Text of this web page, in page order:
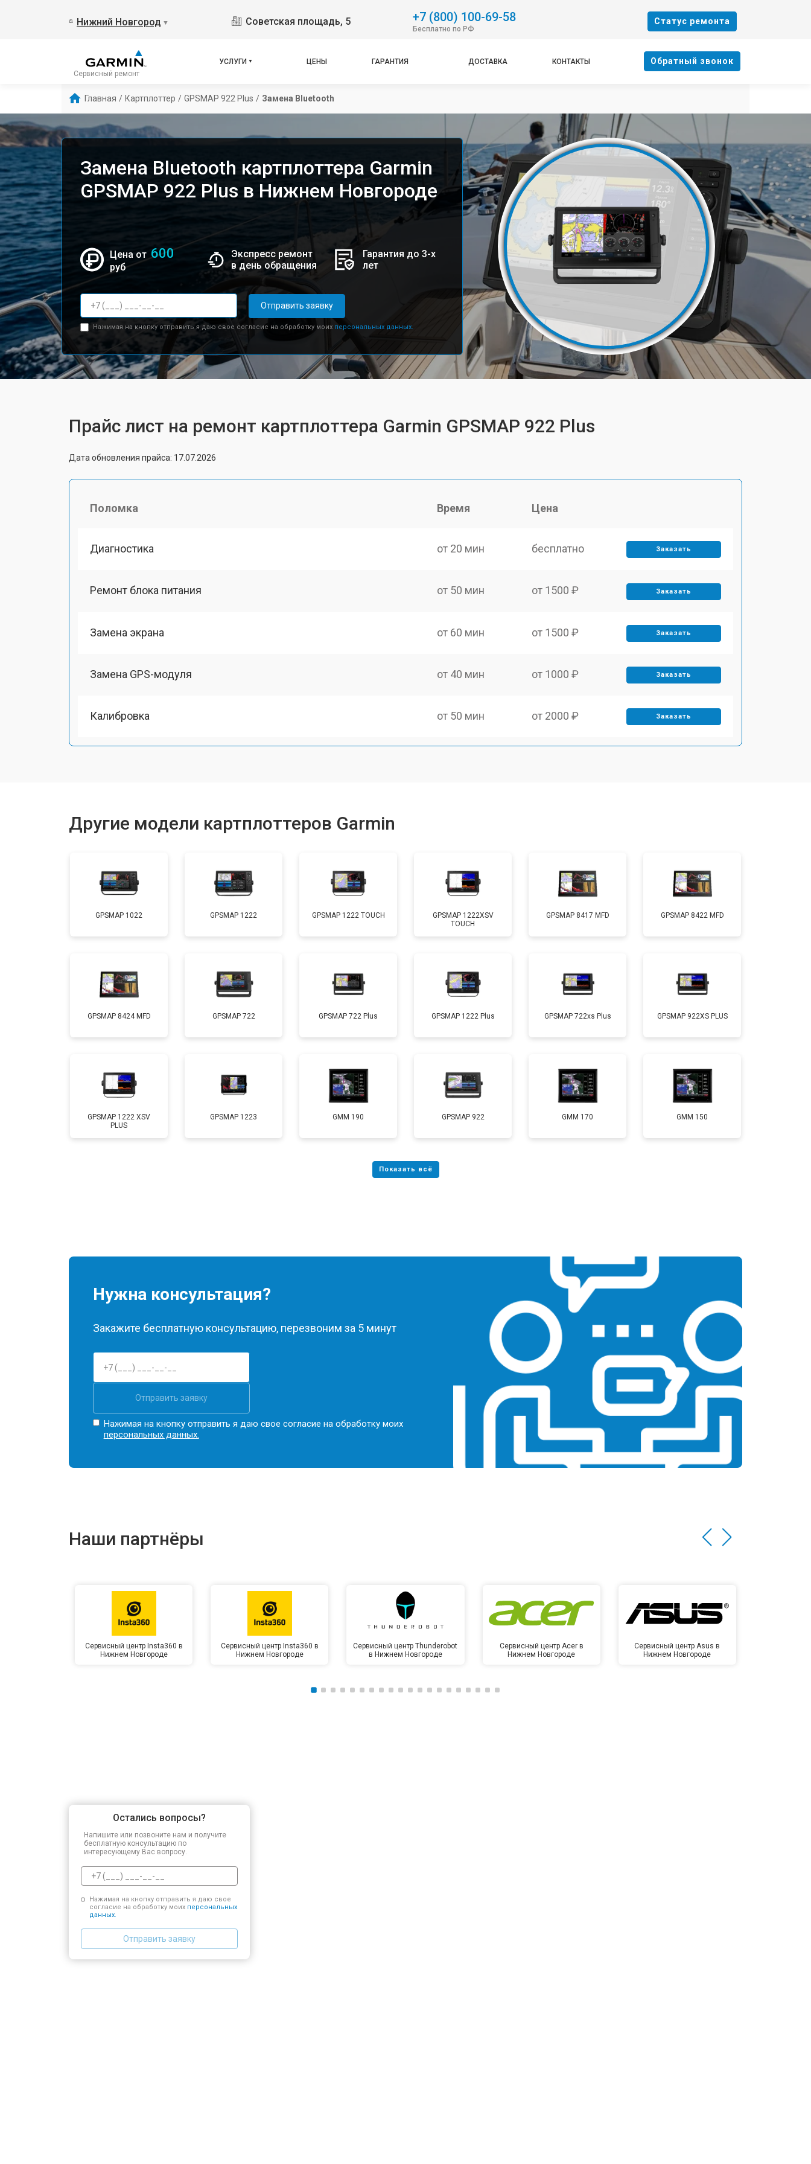
Нижний Новгород ▼ Советская площадь, 5 +7 (800) 100-69-58
Бесплатно по РФ
Cтатус ремонта
Сервисный ремонт
УСЛУГИ ЦЕНЫ ГАРАНТИЯ ДОСТАВКА КОНТАКТЫ Oбратный звонок
Главная / Картплоттер / GPSMAP 922 Plus / Замена Bluetooth
Замена Bluetooth картплоттера Garmin
GPSMAP 922 Plus в Нижнем Новгороде
Цена от 600
руб
Экспресс ремонт
в день обращения
Гарантия до 3-х
лет
Отправить заявку
Нажимая на кнопку отправить я даю свое согласие на обработку моих персональных данных.
Прайс лист на ремонт картплоттера Garmin GPSMAP 922 Plus
Дата обновления прайса: 17.07.2026
Поломка Время Цена
Диагностика от 20 мин бесплатно Заказать
Ремонт блока питания от 50 мин от 1500 ₽ Заказать
Замена экрана от 60 мин от 1500 ₽ Заказать
Замена GPS-модуля от 40 мин от 1000 ₽ Заказать
Калибровка от 50 мин от 2000 ₽ Заказать
Другие модели картплоттеров Garmin
GPSMAP 1022 GPSMAP 1222 GPSMAP 1222 TOUCH
GPSMAP 1222XSV
TOUCH
GPSMAP 8417 MFD GPSMAP 8422 MFD
GPSMAP 8424 MFD GPSMAP 722 GPSMAP 722 Plus GPSMAP 1222 Plus GPSMAP 722xs Plus GPSMAP 922XS PLUS
GPSMAP 1222 XSV
PLUS
GPSMAP 1223 GMM 190 GPSMAP 922 GMM 170 GMM 150
Нужна консультация?
Закажите бесплатную консультацию, перезвоним за 5 минут
Отправить заявку
Нажимая на кнопку отправить я даю свое согласие на обработку моих
персональных данных.
Наши партнёры
Сервисный центр Insta360 в
Нижнем Новгороде
Сервисный центр Insta360 в
Нижнем Новгороде
Сервисный центр Thunderobot
в Нижнем Новгороде
Сервисный центр Acer в
Нижнем Новгороде
Сервисный центр Asus в
Нижнем Новгороде
Остались вопросы?
Напишите или позвоните нам и получите
бесплатную консультацию по
интересующему Вас вопросу.
Нажимая на кнопку отправить я даю свое
согласие на обработку моих персональных
данных.
Отправить заявку